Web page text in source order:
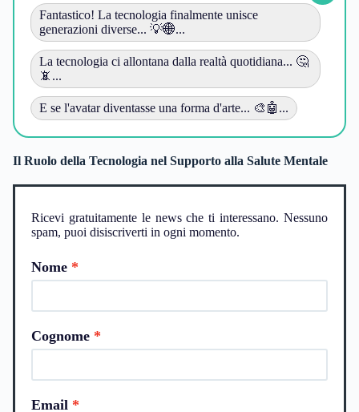
Fantastico! La tecnologia finalmente unisce
generazioni diverse... 💡🌐...
La tecnologia ci allontana dalla realtà quotidiana... 🤔
📵...
E se l'avatar diventasse una forma d'arte... 🎨🤖...
Il Ruolo della Tecnologia nel Supporto alla Salute Mentale
Ricevi gratuitamente le news che ti interessano. Nessuno
spam, puoi disiscriverti in ogni momento.
Nome
Cognome
Email